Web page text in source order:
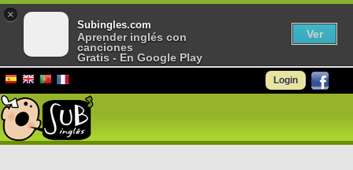
Login
×
Subingles.com
Aprender inglés con
canciones
Gratis - En Google Play
Ver